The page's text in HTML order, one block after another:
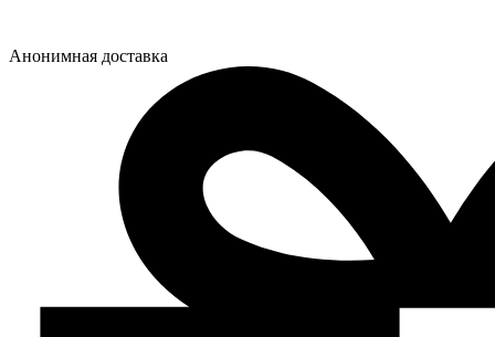
Анонимная доставка